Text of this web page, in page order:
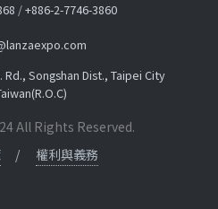
/+886-2-7746-3860
Rd., Songshan Dist., Taipei City
All Rights Reserved.
權利與義務